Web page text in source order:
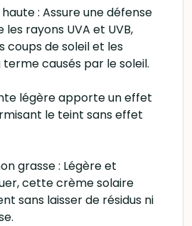
: Assure une défense
rayons UVA et UVB,
coups de soleil et les
causés par le soleil.
légère apporte un effet
le teint sans effet
grasse : Légère et
cette crème solaire
sans laisser de résidus ni